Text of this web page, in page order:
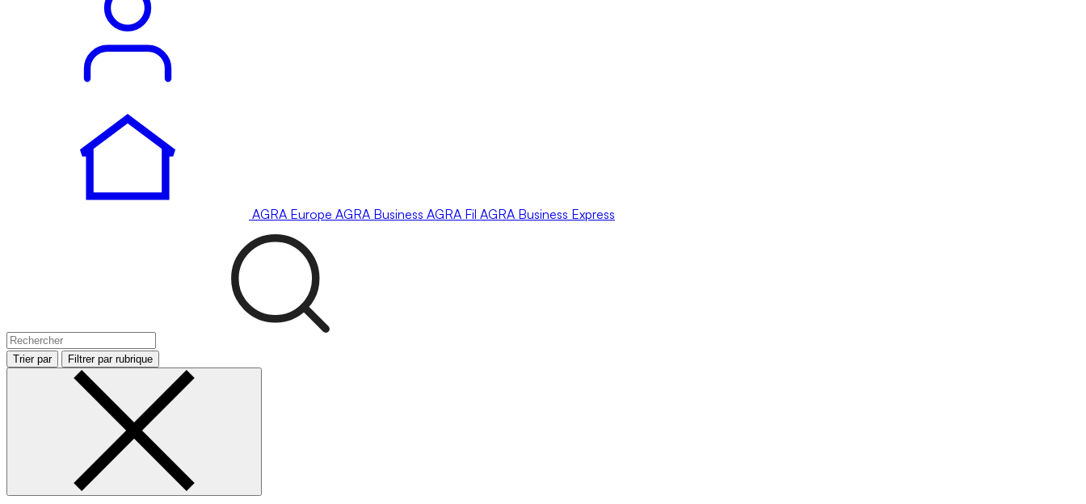
AGRA Europe AGRA Business AGRA Fil AGRA Business Express
Trier par Filtrer par rubrique